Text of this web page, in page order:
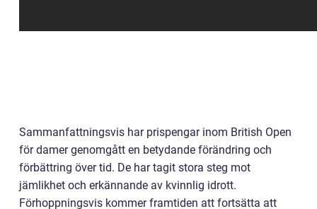
Sammanfattningsvis har prispengar inom British Open
för damer genomgått en betydande förändring och
förbättring över tid. De har tagit stora steg mot
jämlikhet och erkännande av kvinnlig idrott.
Förhoppningsvis kommer framtiden att fortsätta att